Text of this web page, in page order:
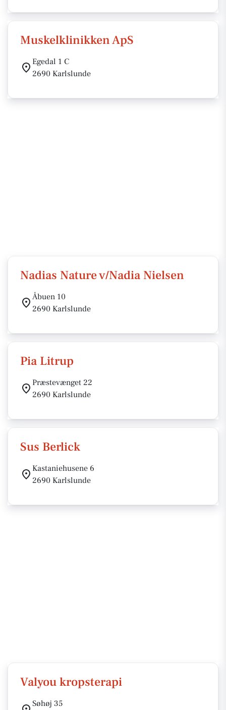
Muskelklinikken ApS
Egedal 1 C
2690 Karlslunde
Nadias Nature v/Nadia Nielsen
Åbuen 10
2690 Karlslunde
Pia Litrup
Præstevænget 22
2690 Karlslunde
Sus Berlick
Kastaniehusene 6
2690 Karlslunde
Valyou kropsterapi
Søhøj 35